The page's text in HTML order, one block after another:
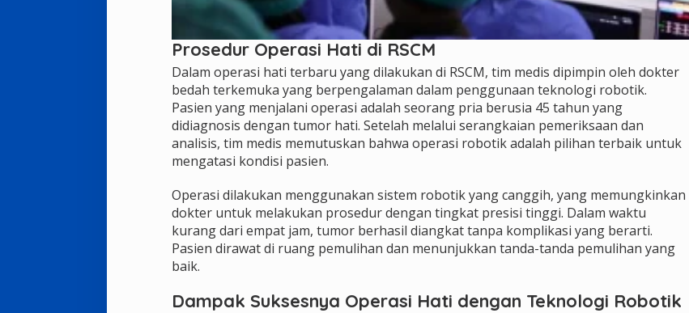
Prosedur Operasi Hati di RSCM
Dalam operasi hati terbaru yang dilakukan di RSCM, tim medis dipimpin oleh dokter
bedah terkemuka yang berpengalaman dalam penggunaan teknologi robotik.
Pasien yang menjalani operasi adalah seorang pria berusia 45 tahun yang
didiagnosis dengan tumor hati. Setelah melalui serangkaian pemeriksaan dan
analisis, tim medis memutuskan bahwa operasi robotik adalah pilihan terbaik untuk
mengatasi kondisi pasien.
Operasi dilakukan menggunakan sistem robotik yang canggih, yang memungkinkan
dokter untuk melakukan prosedur dengan tingkat presisi tinggi. Dalam waktu
kurang dari empat jam, tumor berhasil diangkat tanpa komplikasi yang berarti.
Pasien dirawat di ruang pemulihan dan menunjukkan tanda-tanda pemulihan yang
baik.
Dampak Suksesnya Operasi Hati dengan Teknologi Robotik